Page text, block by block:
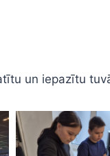
un iepazītu